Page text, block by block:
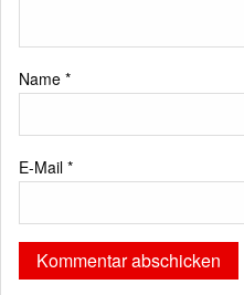
Name *
E-Mail *